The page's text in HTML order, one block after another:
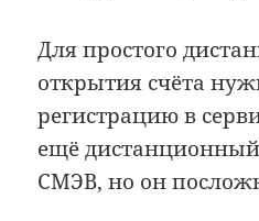
Для простого
открытия счёта
регистрацию в
ещё дистанционный
СМЭВ, но он